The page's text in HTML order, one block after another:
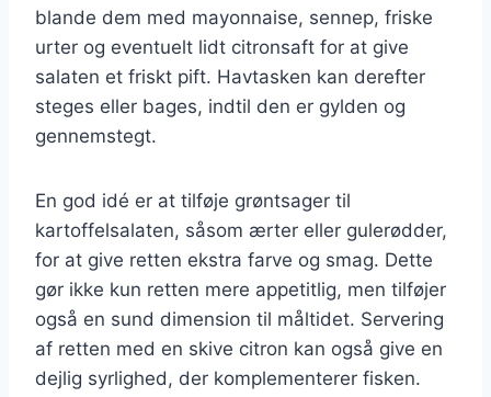
blande dem med mayonnaise, sennep, friske
urter og eventuelt lidt citronsaft for at give
salaten et friskt pift. Havtasken kan derefter
steges eller bages, indtil den er gylden og
gennemstegt.
En god idé er at tilføje grøntsager til
kartoffelsalaten, såsom ærter eller gulerødder,
for at give retten ekstra farve og smag. Dette
gør ikke kun retten mere appetitlig, men tilføjer
også en sund dimension til måltidet. Servering
af retten med en skive citron kan også give en
dejlig syrlighed, der komplementerer fisken.